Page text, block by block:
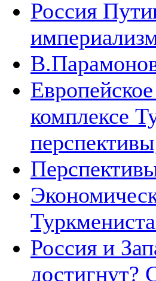
Россия
комплексе
Россия и
достигнут?